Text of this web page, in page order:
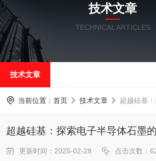
技术文章
TECHNICAL ARTICLES
技术文章
当前位置： 首页 技术文章 超越硅基：探索
超越硅基：探索电子半导体石墨
更新时间：2025-02-28 点击次数：